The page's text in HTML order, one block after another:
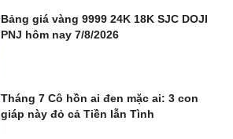
Bảng giá vàng 9999 24K 18K SJC DOJI
PNJ hôm nay 7/8/2026
Tháng 7 Cô hồn ai đen mặc ai: 3 con
giáp này đỏ cả Tiền lẫn Tình